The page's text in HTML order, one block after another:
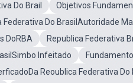
Do Brail
Objetivos
Federativa Do BrasilAutoridade
DoRBA
Republica Federativa
Infeitado
Reoublica Federativa Do